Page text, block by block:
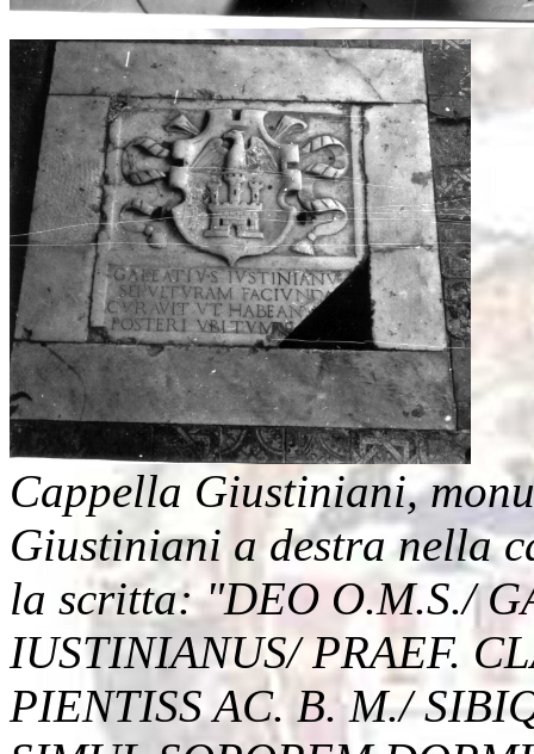
Cappella Giustiniani,
Giustiniani a destra nella
la scritta: "DEO O.M.S./
IUSTINIANUS/ PRAEF.
PIENTISS AC. B. M./